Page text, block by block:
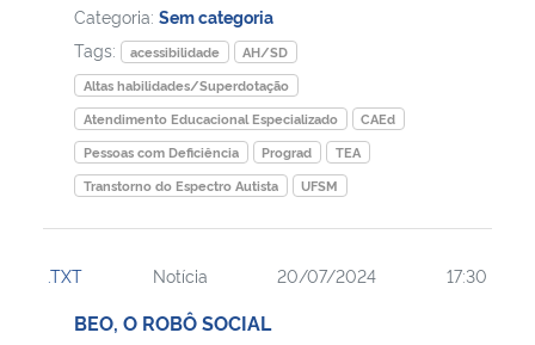
Gabinete de Segurança Institucional
Advocacia-Geral da União
Banco Central do Brasil
Categoria: Sem categoria
Tags:
acessibilidade
AH/SD
Altas habilidades/Superdotação
Atendimento Educacional Especializado
CAEd
Pessoas com Deficiência
Prograd
TEA
Transtorno do Espectro Autista
UFSM
.TXT Notícia 20/07/2024 17:30
BEO, O ROBÔ SOCIAL